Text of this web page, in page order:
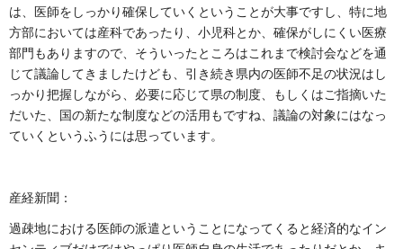
は、医師をしっかり確保していくということが大事ですし、特に地
方部においては産科であったり、小児科とか、確保がしにくい医療
部門もありますので、そういったところはこれまで検討会などを通
じて議論してきましたけども、引き続き県内の医師不足の状況はし
っかり把握しながら、必要に応じて県の制度、もしくはご指摘いた
だいた、国の新たな制度などの活用もですね、議論の対象にはなっ
ていくというふうには思っています。
産経新聞：
過疎地における医師の派遣ということになってくると経済的なイン